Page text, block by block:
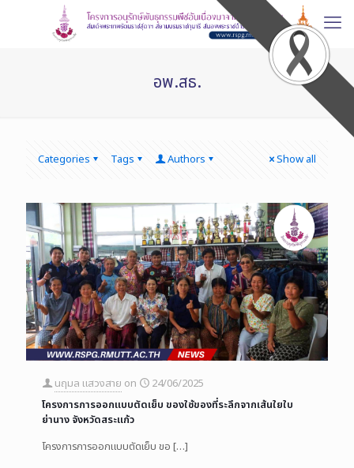
อพ.สธ.
Categories Tags Authors Show all
นฤมล แสวงสาย on
24/06/2025
โครงการการออกแบบตัดเย็บ ของใช้ของที่ระลึกจากเส้นใยใบ
ย่านาง จังหวัดสระแก้ว
โครงการการออกแบบตัดเย็บ ขอ […]